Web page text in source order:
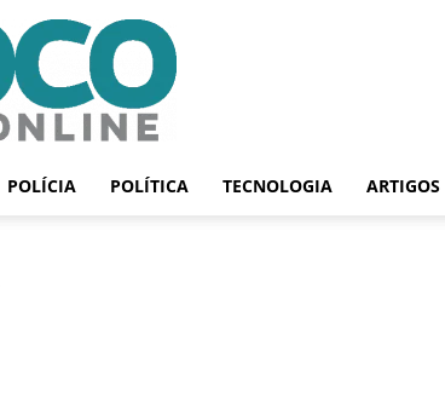
POLÍCIA POLÍTICA TECNOLOGIA ARTIGOS